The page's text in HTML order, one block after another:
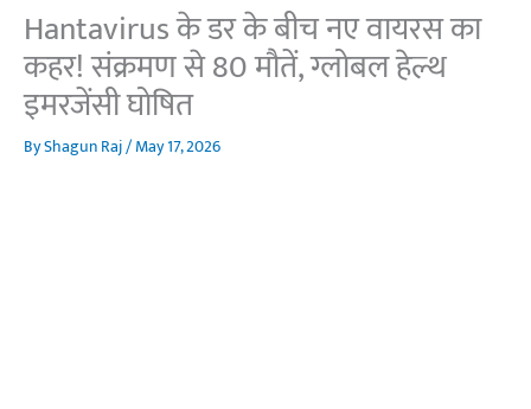
Hantavirus के डर के बीच नए वायरस का
कहर! संक्रमण से 80 मौतें, ग्लोबल हेल्थ
इमरजेंसी घोषित
ByShagun Raj/May 17, 2026